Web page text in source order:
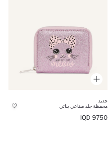
جديد
محفظة جلد صناعي بناتي
9750 IQD